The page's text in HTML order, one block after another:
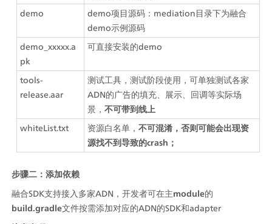
demo
demo项目源码：mediation目录下为融合
demo示例源码
demo_xxxxx.a
pk
可直接安装的demo
tools-
release.aar
测试工具，测试阶段使用，可单独测试各家
ADN的广告的填充、展示、回调等实际场
景，不可带到线上
whiteList.txt
资源白名单，不可混淆，否则可能会出现资
源找不到导致的crash；
步骤二：添加依赖
融合SDK支持接入多家ADN，开发者可在主module的
build.gradle文件按需添加对应的ADN的SDK和adapter